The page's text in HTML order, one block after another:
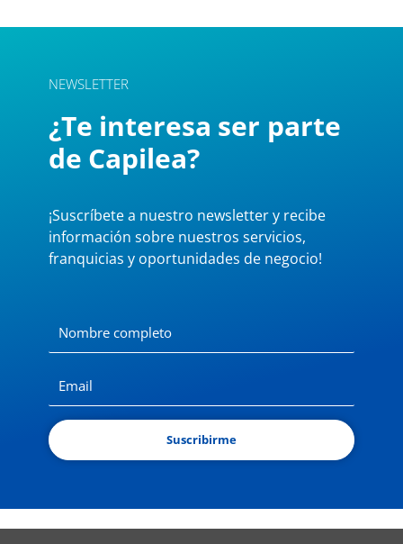
NEWSLETTER
¿Te interesa ser parte
de Capilea?
¡Suscríbete a nuestro newsletter y recibe
información sobre nuestros servicios,
franquicias y oportunidades de negocio!
Suscribirme